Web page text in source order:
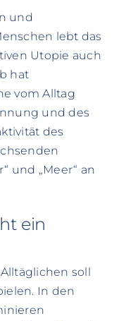
und
lebt das
Utopie auch
hat
vom Alltag
und des
des
und „Meer“ an
ein
soll
In den